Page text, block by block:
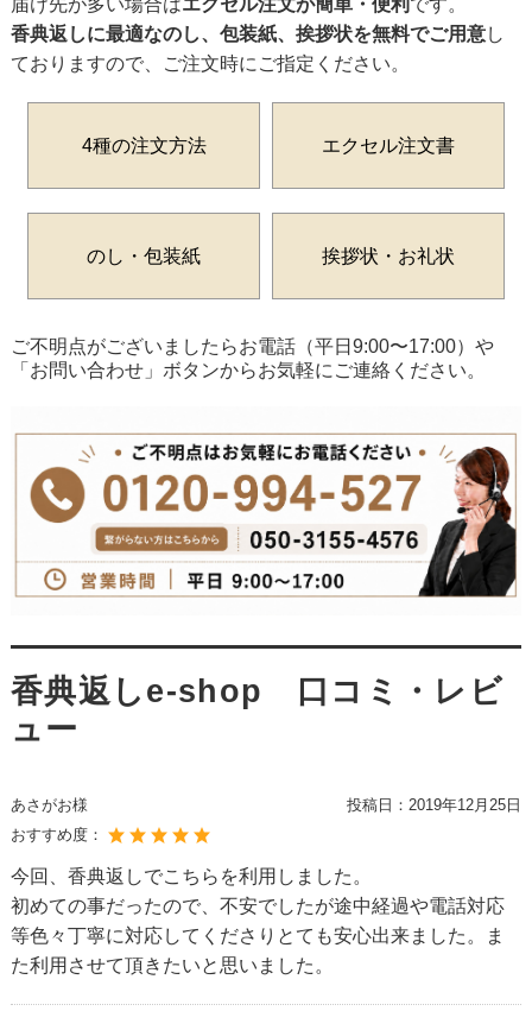
香典返しに最適なのし、包装紙、挨拶状を無料でご用意し
ておりますので、ご注文時にご指定ください。
4種の注文方法 エクセル注文書
のし・包装紙 挨拶状・お礼状
ご不明点がございましたらお電話（平日9:00〜17:00）や
「お問い合わせ」ボタンからお気軽にご連絡ください。
香典返しe-shop 口コミ・レビ
ュー
あさがお様 投稿日： 2019年12月25日
おすすめ度：
今回、香典返しでこちらを利用しました。
初めての事だったので、不安でしたが途中経過や電話対応
等色々丁寧に対応してくださりとても安心出来ました。ま
た利用させて頂きたいと思いました。